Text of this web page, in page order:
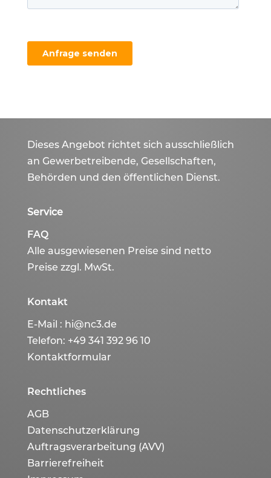
Dieses Angebot richtet sich ausschließlich
an Gewerbetreibende, Gesellschaften,
Behörden und den öffentlichen Dienst.
Service
FAQ
Alle ausgewiesenen Preise sind netto
Preise zzgl. MwSt.
Kontakt
E-Mail : hi@nc3.de
Telefon: +49 341 392 96 10
Kontaktformular
Rechtliches
AGB
Datenschutzerklärung
Auftragsverarbeitung (AVV)
Barrierefreiheit